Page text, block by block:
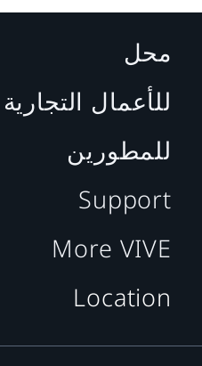
محل
للأعمال التجارية
للمطورين
Support
More VIVE
Location